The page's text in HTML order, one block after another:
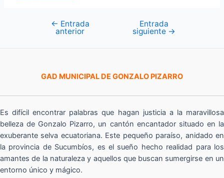
Navegación
← Entrada
anterior
Entrada
siguiente →
GAD MUNICIPAL DE GONZALO PIZARRO
Es difícil encontrar palabras que hagan justicia a la maravillosa
belleza de Gonzalo Pizarro, un cantón encantador situado en la
exuberante selva ecuatoriana. Este pequeño paraíso, anidado en
la provincia de Sucumbíos, es el sueño hecho realidad para los
amantes de la naturaleza y aquellos que buscan sumergirse en un
entorno único y mágico.